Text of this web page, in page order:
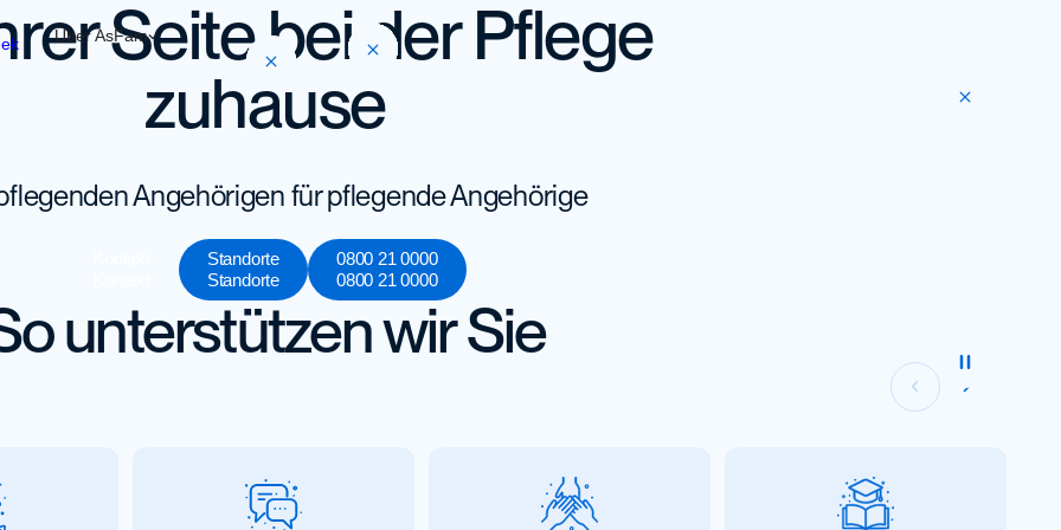
Über AsFamSeite bei der Pflege
zuhause
Angehörigen für pflegende Angehörige
Standorte
Standorte
0800 21 0000
0800 21 0000
unterstützen wir Sie